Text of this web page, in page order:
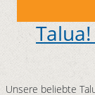
Unsere beliebte